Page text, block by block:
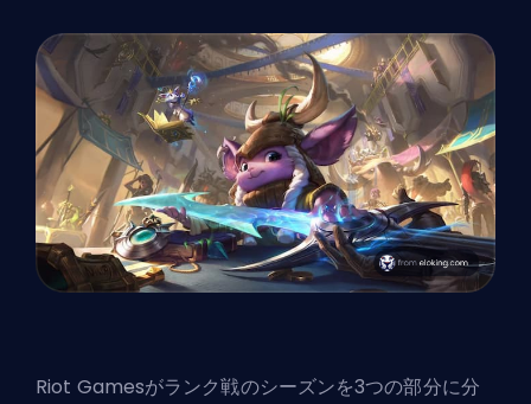
Riot Gamesがランク戦のシーズンを3つの部分に分